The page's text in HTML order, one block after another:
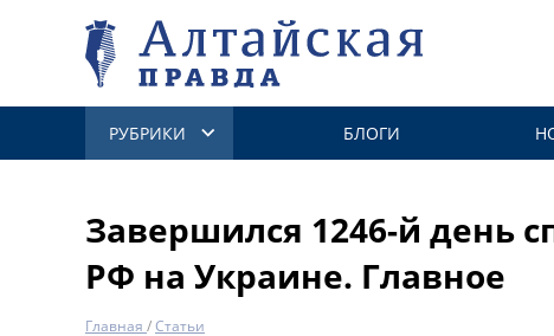
РУБРИКИ БЛОГИ
Завершился 1246-й день
РФ на Украине. Главное
Главная /Статьи